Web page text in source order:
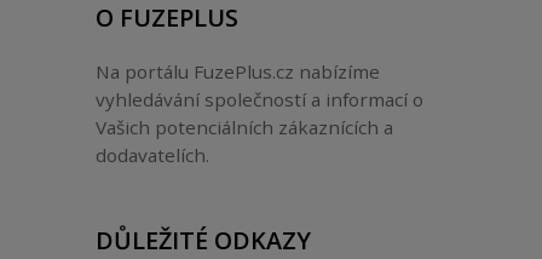
O FUZEPLUS
Na portálu FuzePlus.cz nabízíme
vyhledávání společností a informací o
Vašich potenciálních zákaznících a
dodavatelích.
DŮLEŽITÉ ODKAZY